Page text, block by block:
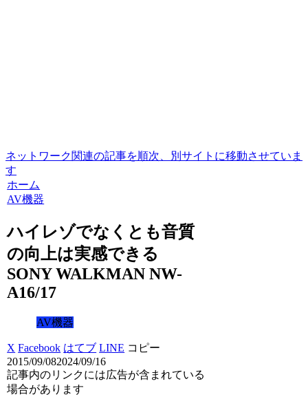
ネットワーク関連の記事を順次、別サイトに移動させていま
す
ホーム
AV機器
ハイレゾでなくとも音質
の向上は実感できる
SONY WALKMAN NW-
A16/17
AV機器
X Facebook はてブ LINE コピー
2015/09/082024/09/16
記事内のリンクには広告が含まれている
場合があります